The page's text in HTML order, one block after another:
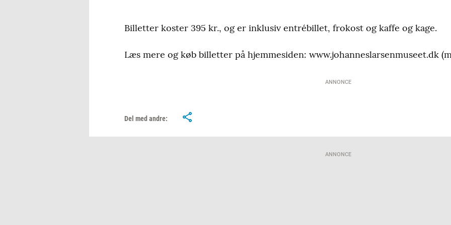
Billetter koster 395 kr., og er inklusiv entrébillet, frokost og kaffe og kage.
Læs mere og køb billetter på hjemmesiden: www.johanneslarsenmuseet.dk
ANNONCE
Del med andre:
ANNONCE